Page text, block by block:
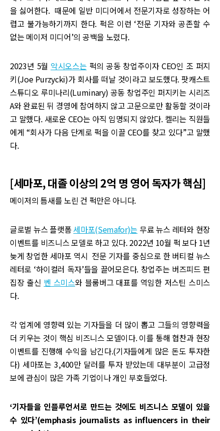
을 싫어한다. 때문에 일반 미디어에서 전문기자로 성장하는 어
렵고 불가능하기까지 한다. 퍽은 이런 ‘전문 기자와 공존할 수
없는 메이저 미디어’의 공백을 노렸다.
2023년 5월 악시오스는 퍽의 공동 창업주이자 CEO인 조 퍼지
키(Joe Purzycki)가 회사를 떠날 것이라고 보도했다. 팟캐스트
스튜디오 루미나리(Luminary) 공동 창업주인 퍼지키는 시리즈
A와 완료된 뒤 경영에 참여하지 않고 고문으로만 활동할 것이라
고 말했다. 새로운 CEO는 아직 임명되지 않았다. 켈리는 직원들
에게 “회사가 다음 단계로 퍽을 이끌 CEO를 찾고 있다”고 말했
다.
[세마포, 대졸 이상의 2억 명 영어 독자가 핵심]
메이저의 틈새를 노린 건 퍽만은 아니다.
글로벌 뉴스 플랫폼세마포(Semafor)는 무료 뉴스 레터와 현장
이벤트를 비즈니스 모델로 하고 있다. 2022년 10월 퍽 보다 1년
늦게 창업한 세마포 역시 전문 기자를 중심으로 한 버티컬 뉴스
레터로 ‘하이컬러 독자’들을 끌어모은다. 창업주는 버즈피드 편
집장 출신 벤 스미스와 블룸버그 대표를 역임한 저스틴 스미스
다.
각 업계에 영향력 있는 기자들을 더 많이 뽑고 그들의 영향력을
더 키우는 것이 핵심 비즈니스 모델이다. 이를 통해 협찬과 현장
이벤트를 진행해 수익을 남긴다.(기자들에게 많은 돈도 투자한
다) 세마포는 3,400만 달러를 투자 받았는데 대부분이 고급정
보에 관심이 많은 가족 기업이나 개인 부호들었다.
‘기자들을 인플루언서로 만드는 것에도 비즈니스 모델이 있을
수 있다’(emphasis journalists as influencers in their